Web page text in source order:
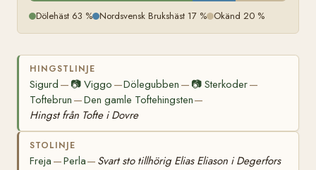
Dölehäst 63 % Nordsvensk Brukshäst 17 % Okänd 20 %
HINGSTLINJE
Sigurd — 📷Viggo —Dölegubben — 📷Sterkoder—
Toftebrun —Den gamle Toftehingsten—
Hingst från Tofte i Dovre
STOLINJE
Freja —Perla— Svart sto tillhörig Elias Eliason i Degerfors